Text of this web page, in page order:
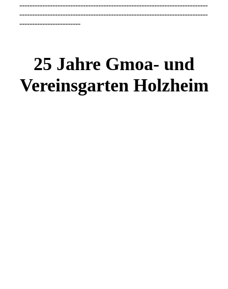
--------------------------------------------------------------------------
--------------------------------------------------------------------------
------------------------
25 Jahre Gmoa- und
Vereinsgarten Holzheim